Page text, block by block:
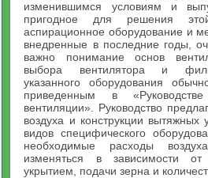
изменившимся условиям и
пригодное для решения
аспирационное оборудование и
внедренные в последние годы,
важно понимание основ
выбора вентилятора и
указанного оборудования
приведенным в
вентиляции». Руководство
воздуха и конструкции вытяжных
видов специфического
необходимые расходы
изменяться в зависимости от
укрытием, подачи зерна и